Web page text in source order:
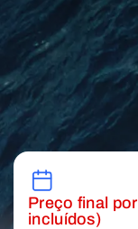
Preço final
incluídos)